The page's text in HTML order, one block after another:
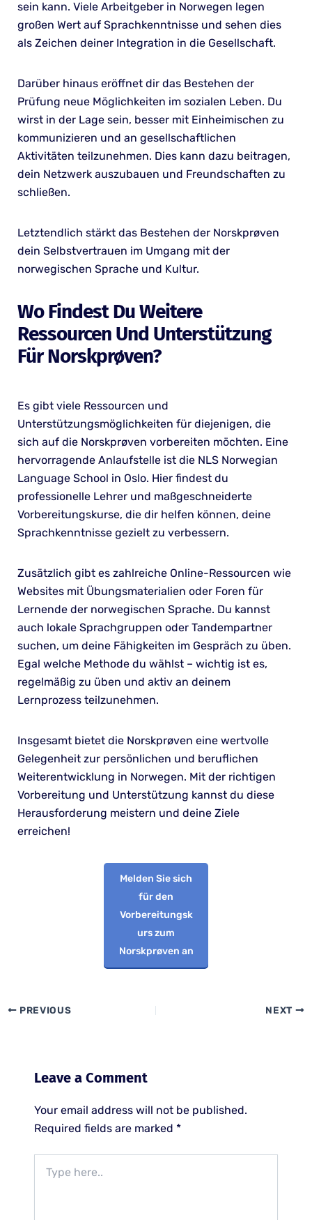
sein kann. Viele Arbeitgeber in Norwegen legen
großen Wert auf Sprachkenntnisse und sehen dies
als Zeichen deiner Integration in die Gesellschaft.
Darüber hinaus eröffnet dir das Bestehen der
Prüfung neue Möglichkeiten im sozialen Leben. Du
wirst in der Lage sein, besser mit Einheimischen zu
kommunizieren und an gesellschaftlichen
Aktivitäten teilzunehmen. Dies kann dazu beitragen,
dein Netzwerk auszubauen und Freundschaften zu
schließen.
Letztendlich stärkt das Bestehen der Norskprøven
dein Selbstvertrauen im Umgang mit der
norwegischen Sprache und Kultur.
Wo Findest Du Weitere
Ressourcen Und Unterstützung
Für Norskprøven?
Es gibt viele Ressourcen und
Unterstützungsmöglichkeiten für diejenigen, die
sich auf die Norskprøven vorbereiten möchten. Eine
hervorragende Anlaufstelle ist die NLS Norwegian
Language School in Oslo. Hier findest du
professionelle Lehrer und maßgeschneiderte
Vorbereitungskurse, die dir helfen können, deine
Sprachkenntnisse gezielt zu verbessern.
Zusätzlich gibt es zahlreiche Online-Ressourcen wie
Websites mit Übungsmaterialien oder Foren für
Lernende der norwegischen Sprache. Du kannst
auch lokale Sprachgruppen oder Tandempartner
suchen, um deine Fähigkeiten im Gespräch zu üben.
Egal welche Methode du wählst – wichtig ist es,
regelmäßig zu üben und aktiv an deinem
Lernprozess teilzunehmen.
Insgesamt bietet die Norskprøven eine wertvolle
Gelegenheit zur persönlichen und beruflichen
Weiterentwicklung in Norwegen. Mit der richtigen
Vorbereitung und Unterstützung kannst du diese
Herausforderung meistern und deine Ziele
erreichen!
Melden Sie sich
für den
Vorbereitungsk
urs zum
Norskprøven an
PREVIOUS NEXT
Leave a Comment
Your email address will not be published.
Required fields are marked *
here..